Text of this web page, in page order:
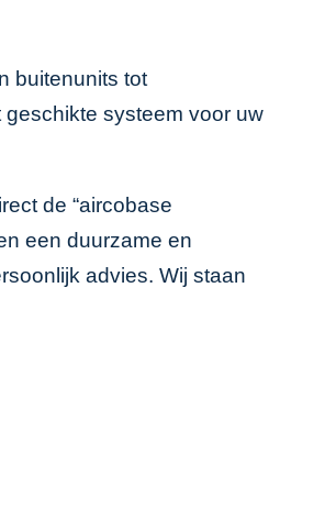
buitenunits tot
systeem voor uw
de “aircobase
een duurzame en
advies. Wij staan